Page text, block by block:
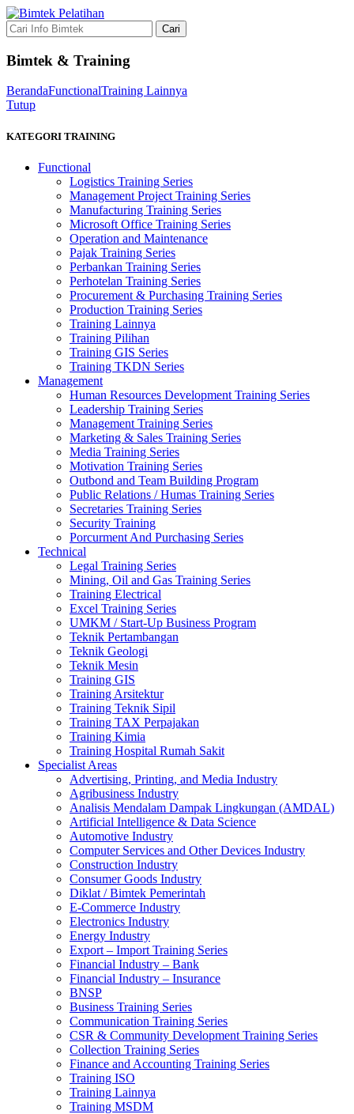
Cari
Bimtek & Training
BerandaFunctionalTraining Lainnya
Tutup
KATEGORI TRAINING
Functional
Logistics Training Series
Management Project Training Series
Manufacturing Training Series
Microsoft Office Training Series
Operation and Maintenance
Pajak Training Series
Perbankan Training Series
Perhotelan Training Series
Procurement & Purchasing Training Series
Production Training Series
Training Lainnya
Training Pilihan
Training GIS Series
Training TKDN Series
Management
Human Resources Development Training Series
Leadership Training Series
Management Training Series
Marketing & Sales Training Series
Media Training Series
Motivation Training Series
Outbond and Team Building Program
Public Relations / Humas Training Series
Secretaries Training Series
Security Training
Porcurment And Purchasing Series
Technical
Legal Training Series
Mining, Oil and Gas Training Series
Training Electrical
Excel Training Series
UMKM / Start-Up Business Program
Teknik Pertambangan
Teknik Geologi
Teknik Mesin
Training GIS
Training Arsitektur
Training Teknik Sipil
Training TAX Perpajakan
Training Kimia
Training Hospital Rumah Sakit
Specialist Areas
Advertising, Printing, and Media Industry
Agribusiness Industry
Analisis Mendalam Dampak Lingkungan (AMDAL)
Artificial Intelligence & Data Science
Automotive Industry
Computer Services and Other Devices Industry
Construction Industry
Consumer Goods Industry
Diklat / Bimtek Pemerintah
E-Commerce Industry
Electronics Industry
Energy Industry
Export – Import Training Series
Financial Industry – Bank
Financial Industry – Insurance
BNSP
Business Training Series
Communication Training Series
CSR & Community Development Training Series
Collection Training Series
Finance and Accounting Training Series
Training ISO
Training Lainnya
Training MSDM